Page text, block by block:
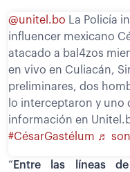
@unitel.bo La Policía
influencer mexicano
atacado a bal4zos
en vivo en Culiacán,
preliminares, dos
lo interceptaron y uno
información en
#CésarGastélum ♬
“ Entre las líneas